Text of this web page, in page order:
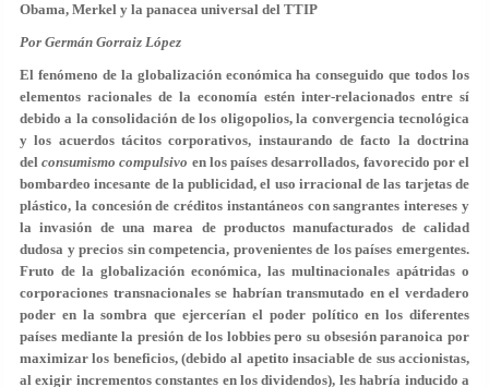
Obama, Merkel y la panacea universal del TTIP
Por Germán Gorraiz López
El fenómeno de la globalización económica ha conseguido que todos los
elementos racionales de la economía estén inter-relacionados entre sí
debido a la consolidación de los oligopolios, la convergencia tecnológica
y los acuerdos tácitos corporativos, instaurando de facto la doctrina
delconsumismo compulsivo en los países desarrollados, favorecido por el
bombardeo incesante de la publicidad, el uso irracional de las tarjetas de
plástico, la concesión de créditos instantáneos con sangrantes intereses y
la invasión de una marea de productos manufacturados de calidad
dudosa y precios sin competencia, provenientes de los países emergentes.
Fruto de la globalización económica, las multinacionales apátridas o
corporaciones transnacionales se habrían transmutado en el verdadero
poder en la sombra que ejercerían el poder político en los diferentes
países mediante la presión de los lobbies pero su obsesión paranoica por
maximizar los beneficios, (debido al apetito insaciable de sus accionistas,
al exigir incrementos constantes en los dividendos), les habría inducido a